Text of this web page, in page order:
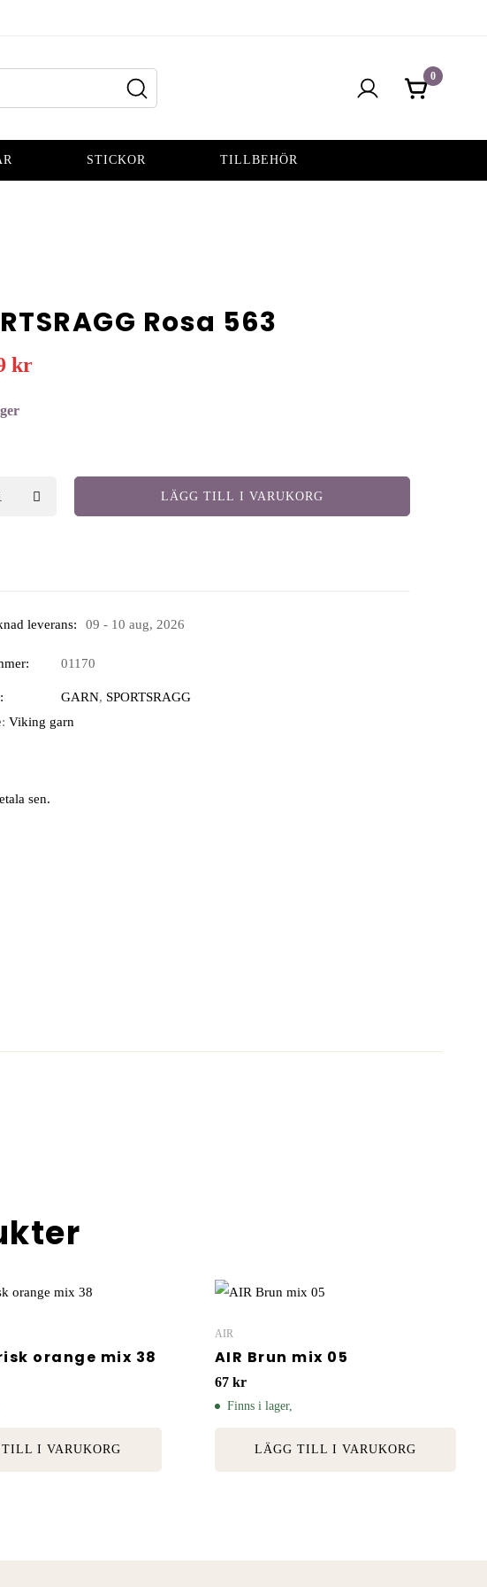
0
STICKOR TILLBEHÖR
Rosa 563
kr
LÄGG TILL I VARUKORG
leverans: 09 - 10 aug, 2026
01170
GARN, SPORTSRAGG
Viking garn
sen.
orange mix 38
I VARUKORG
AIR
AIR Brun mix 05
67 kr
Finns i lager,
LÄGG TILL I VARUKORG